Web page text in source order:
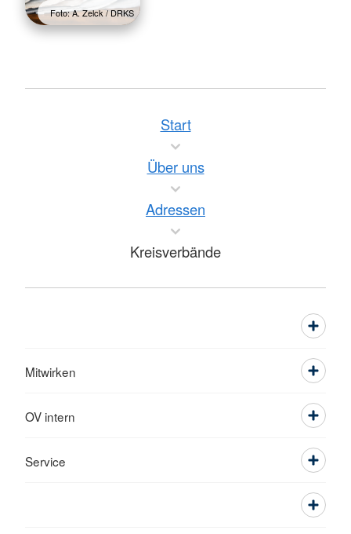
Foto: A. Zelck / DRKS
Start
Über uns
Adressen
Kreisverbände
Mitwirken
OV intern
Service